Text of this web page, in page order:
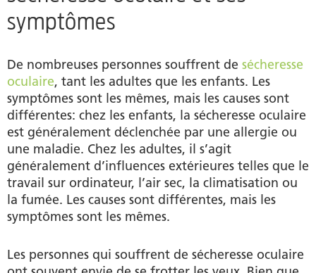
symptômes
De nombreuses personnes souffrent de sécheresse
oculaire, tant les adultes que les enfants. Les
symptômes sont les mêmes, mais les causes sont
différentes: chez les enfants, la sécheresse oculaire
est généralement déclenchée par une allergie ou
une maladie. Chez les adultes, il s’agit
généralement d’influences extérieures telles que le
travail sur ordinateur, l’air sec, la climatisation ou
la fumée. Les causes sont différentes, mais les
symptômes sont les mêmes.
Les personnes qui souffrent de sécheresse oculaire